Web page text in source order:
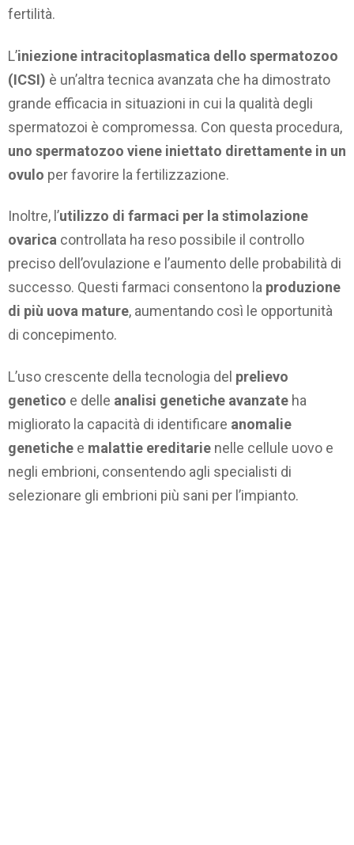
fertilità.
L’iniezione intracitoplasmatica dello spermatozoo
(ICSI) è un’altra tecnica avanzata che ha dimostrato
grande efficacia in situazioni in cui la qualità degli
spermatozoi è compromessa. Con questa procedura,
uno spermatozoo viene iniettato direttamente in un
ovulo per favorire la fertilizzazione.
Inoltre, l’utilizzo di farmaci per la stimolazione
ovarica controllata ha reso possibile il controllo
preciso dell’ovulazione e l’aumento delle probabilità di
successo. Questi farmaci consentono la produzione
di più uova mature, aumentando così le opportunità
di concepimento.
L’uso crescente della tecnologia del prelievo
genetico e delle analisi genetiche avanzate ha
migliorato la capacità di identificare anomalie
genetiche e malattie ereditarie nelle cellule uovo e
negli embrioni, consentendo agli specialisti di
selezionare gli embrioni più sani per l’impianto.